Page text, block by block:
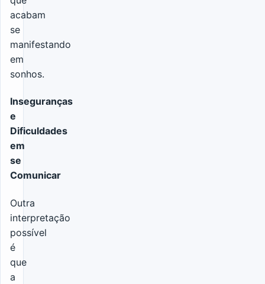
acabam
se
manifestando
em
sonhos.
Inseguranças
e
Dificuldades
em
se
Comunicar
Outra
interpretação
possível
é
que
a